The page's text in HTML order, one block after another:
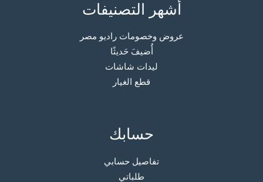
أشهر التصنيفات
عروض وخصومات راديو مصر
أُضيفَ حَديثًا
ليدات شاشات
قطع الغيار
حسابك
تفاصيل حسابي
طلباتي